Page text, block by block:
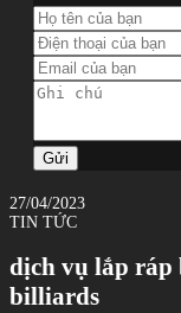
Gửi
27/04/2023
TIN TỨC
dịch vụ lắp ráp
billiards